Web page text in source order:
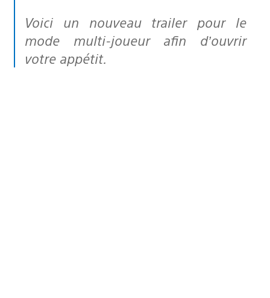
Voici un nouveau trailer pour le
mode multi-joueur afin d’ouvrir
votre appétit.